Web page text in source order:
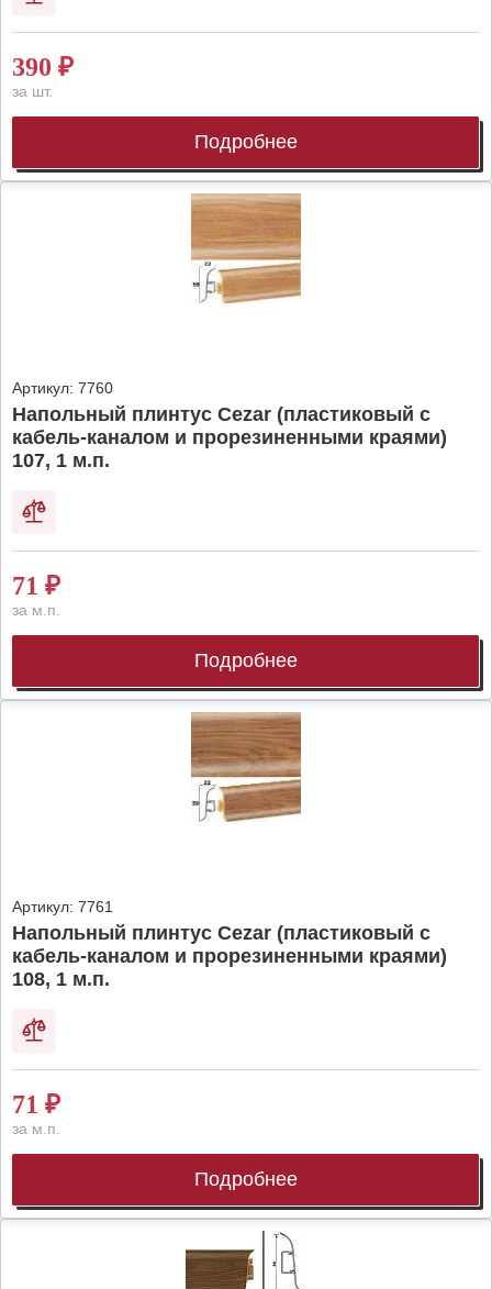
390 ₽
за шт.
Подробнее
Артикул: 7760
Напольный плинтус Cezar (пластиковый с
кабель-каналом и прорезиненными краями)
107, 1 м.п.
71 ₽
за м.п.
Подробнее
Артикул: 7761
Напольный плинтус Cezar (пластиковый с
кабель-каналом и прорезиненными краями)
108, 1 м.п.
71 ₽
за м.п.
Подробнее